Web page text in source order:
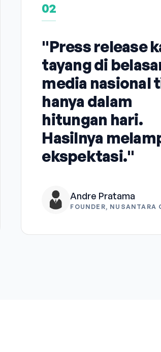
02
"Press release
tayang di
media nasional
hanya dalam
hitungan hari.
Hasilnya
ekspektasi."
Andre Pratama
FOUNDER, NUSANTARA